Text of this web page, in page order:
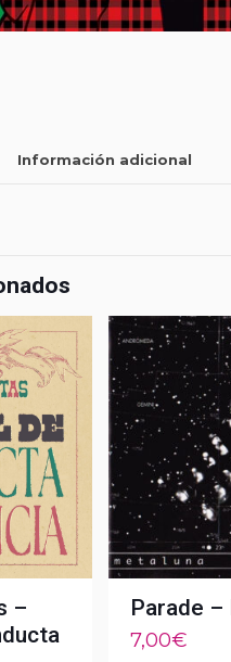
Información adicional
–
Parade –
7,00€